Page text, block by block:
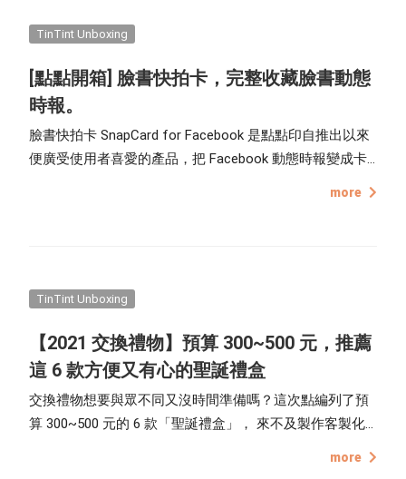
TinTint Unboxing
[點點開箱] 臉書快拍卡，完整收藏臉書動態
時報。
臉書快拍卡 SnapCard for Facebook 是點點印自推出以來
便廣受使用者喜愛的產品，把 Facebook 動態時報變成卡
more
TinTint Unboxing
【2021 交換禮物】預算 300~500 元，推薦
這 6 款方便又有心的聖誕禮盒
交換禮物想要與眾不同又沒時間準備嗎？這次點編列了預
算 300~500 元的 6 款「聖誕禮盒」， 來不及製作客製化
more